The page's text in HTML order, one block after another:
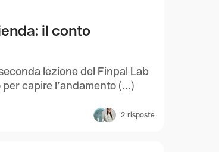
il conto
lezione del Finpal Lab
capire l’andamento (...)
2 risposte